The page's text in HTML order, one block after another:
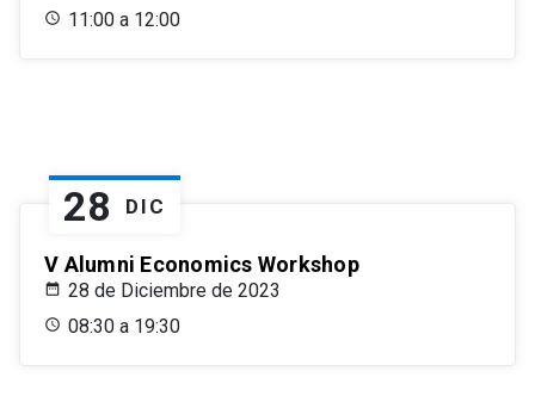
11:00 a 12:00
28 DIC
V Alumni Economics Workshop
28 de Diciembre de 2023
08:30 a 19:30